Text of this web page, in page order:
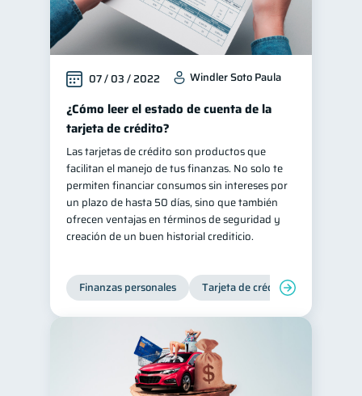
07 / 03 / 2022 Windler Soto Paula
¿Cómo leer el estado de cuenta de la
tarjeta de crédito?
Las tarjetas de crédito son productos que
facilitan el manejo de tus finanzas. No solo te
permiten financiar consumos sin intereses por
un plazo de hasta 50 días, sino que también
ofrecen ventajas en términos de seguridad y
creación de un buen historial crediticio.
Finanzas personales Tarjeta de crédito